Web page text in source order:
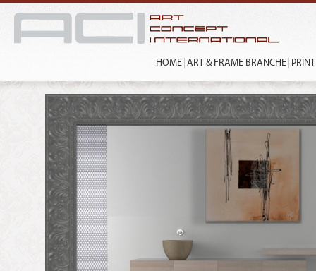
HOME ART & FRAME BRANCHE